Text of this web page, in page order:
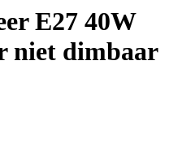
E27 40W
niet dimbaar